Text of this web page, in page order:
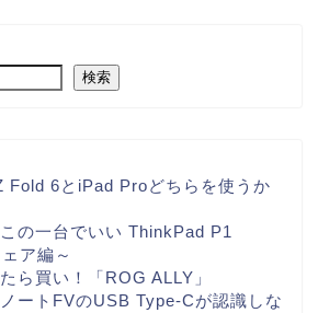
検索
Fold 6とiPad Proどちらを使うか
この一台でいい ThinkPad P1
ア編～
ら買い！「ROG ALLY」
ノートFVのUSB Type-Cが認識しな